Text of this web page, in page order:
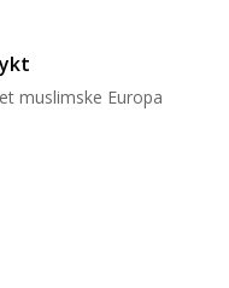
muslimske Europa